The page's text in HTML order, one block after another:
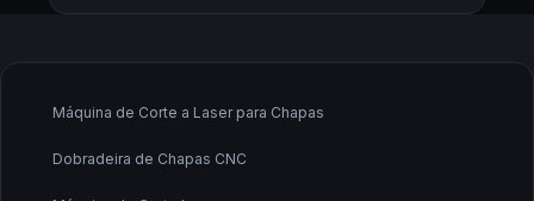
Máquina de Corte a Laser para Chapas
Dobradeira de Chapas CNC